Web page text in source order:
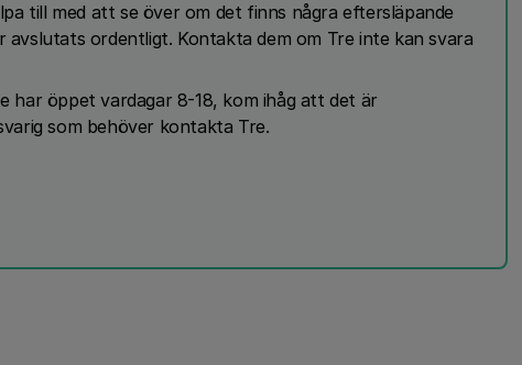
till med att se över om det finns några eftersläpande
ordentligt. Kontakta dem om Tre inte kan svara
har öppet vardagar 8-18, kom ihåg att det är
som behöver kontakta Tre.